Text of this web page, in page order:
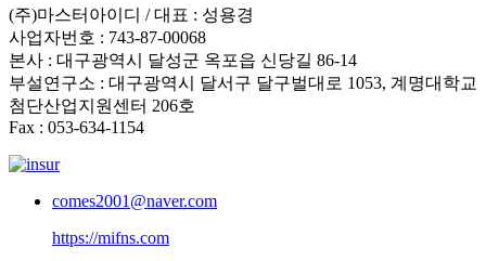
(주)마스터아이디 / 대표 : 성용경
사업자번호 : 743-87-00068
본사 : 대구광역시 달성군 옥포읍 신당길 86-14
부설연구소 : 대구광역시 달서구 달구벌대로 1053, 계명대학교
첨단산업지원센터 206호
Fax : 053-634-1154
comes2001@naver.com
https://mifns.com